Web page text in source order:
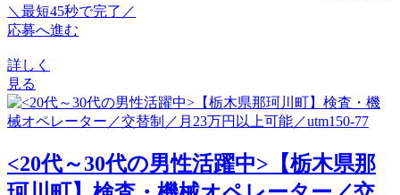
＼最短45秒で完了／
応募へ進む
詳しく
見る
<20代～30代の男性活躍中>【栃木県那